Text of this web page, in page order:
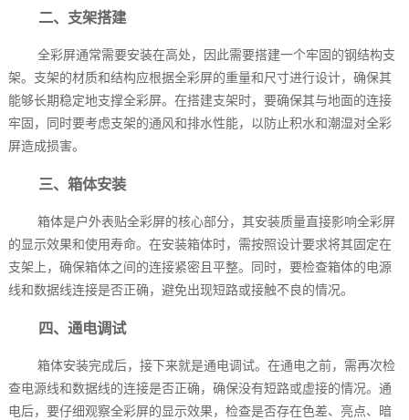
二、支架搭建
全彩屏通常需要安装在高处，因此需要搭建一个牢固的钢结构支
架。支架的材质和结构应根据全彩屏的重量和尺寸进行设计，确保其
能够长期稳定地支撑全彩屏。在搭建支架时，要确保其与地面的连接
牢固，同时要考虑支架的通风和排水性能，以防止积水和潮湿对全彩
屏造成损害。
三、箱体安装
箱体是户外表贴全彩屏的核心部分，其安装质量直接影响全彩屏
的显示效果和使用寿命。在安装箱体时，需按照设计要求将其固定在
支架上，确保箱体之间的连接紧密且平整。同时，要检查箱体的电源
线和数据线连接是否正确，避免出现短路或接触不良的情况。
四、通电调试
箱体安装完成后，接下来就是通电调试。在通电之前，需再次检
查电源线和数据线的连接是否正确，确保没有短路或虚接的情况。通
电后，要仔细观察全彩屏的显示效果，检查是否存在色差、亮点、暗